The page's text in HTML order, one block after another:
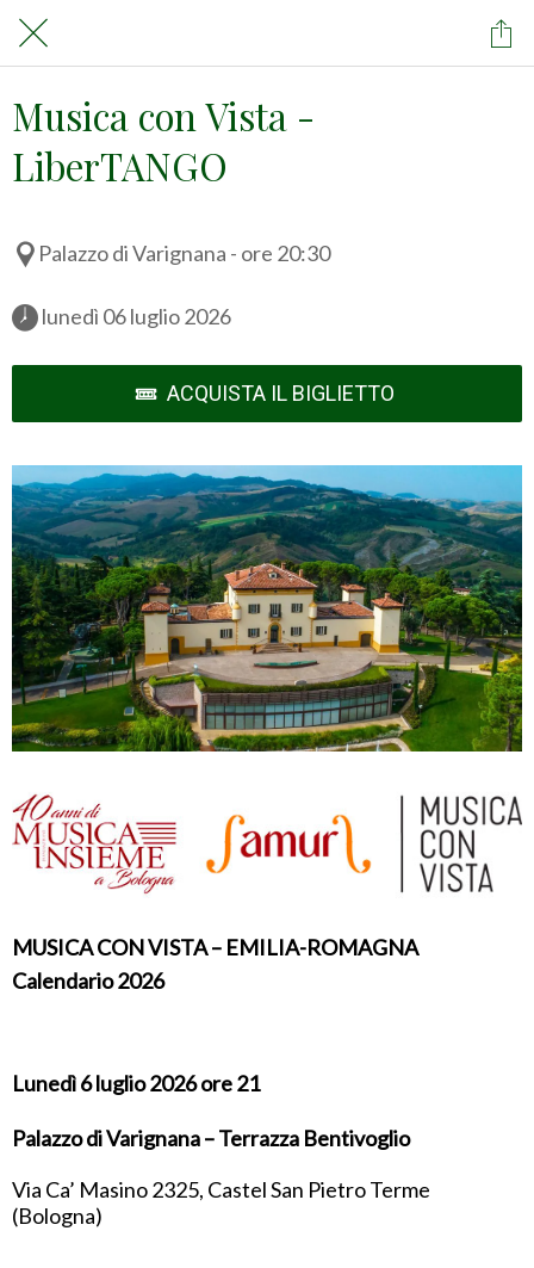
Musica con Vista -
LiberTANGO
Palazzo di Varignana - ore 20:30
lunedì 06 luglio 2026
ACQUISTA IL BIGLIETTO
MUSICA CON VISTA – EMILIA-ROMAGNA
Calendario 2026
Lunedì 6 luglio 2026 ore 21
Palazzo di Varignana – Terrazza Bentivoglio
Via Ca’ Masino 2325, Castel San Pietro Terme
(Bologna)